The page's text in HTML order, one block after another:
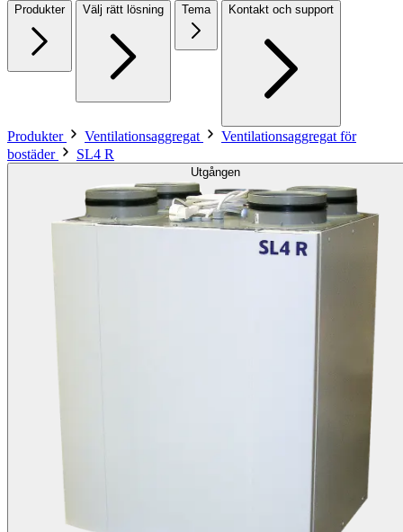
Produkter Välj rätt lösning Tema Kontakt och support
Produkter Ventilationsaggregat
Ventilationsaggregat för
bostäder
SL4 R
Utgången